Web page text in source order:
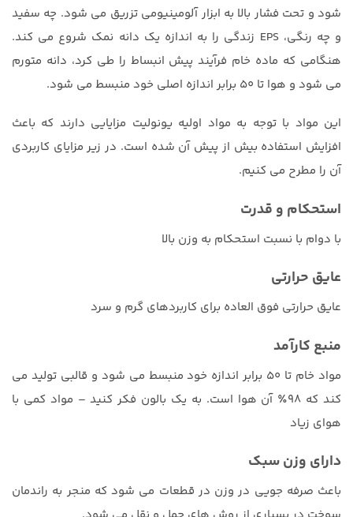
شود و تحت فشار بالا به ابزار آلومینیومی تزریق می شود. چه سفید
و چه رنگی، EPS زندگی را به اندازه یک دانه نمک شروع می کند.
هنگامی که ماده خام فرآیند پیش انبساط را طی کرد، دانه متورم
می شود و هوا تا ۵۰ برابر اندازه اصلی خود منبسط می شود.
این مواد با توجه به مواد اولیه یونولیت مزایایی دارند که باعث
افزایش استفاده بیش از پیش آن شده است. در زیر مزایای کاربردی
آن را مطرح می کنیم.
استحکام و قدرت
با دوام با نسبت استحکام به وزن بالا
عایق حرارتی
عایق حرارتی فوق العاده برای کاربردهای گرم و سرد
منبع کارآمد
مواد خام تا ۵۰ برابر اندازه خود منبسط می شود و قالبی تولید می
کند که ۹۸٪ آن هوا است. به یک بالون فکر کنید – مواد کمی با
هوای زیاد
دارای وزن سبک
باعث صرفه جویی در وزن در قطعات می شود که منجر به راندمان